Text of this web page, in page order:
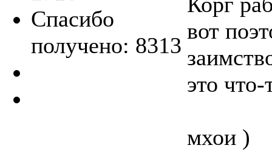
Спасибо
получено: 8313
вот
это
мхои )